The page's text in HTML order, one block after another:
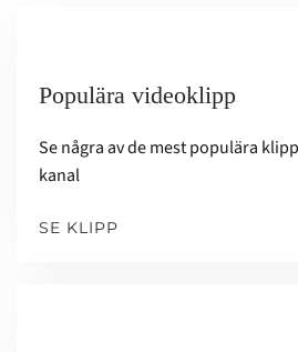
Populära videoklipp
Se några av de mest populära
kanal
SE KLIPP